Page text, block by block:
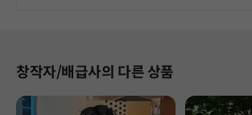
창작자/배급사의 다른 상품